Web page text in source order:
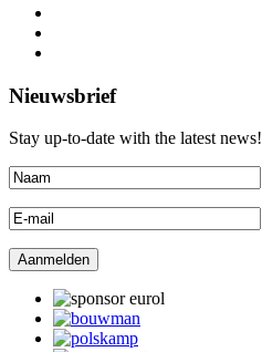
Nieuwsbrief
Stay up-to-date with the latest news!